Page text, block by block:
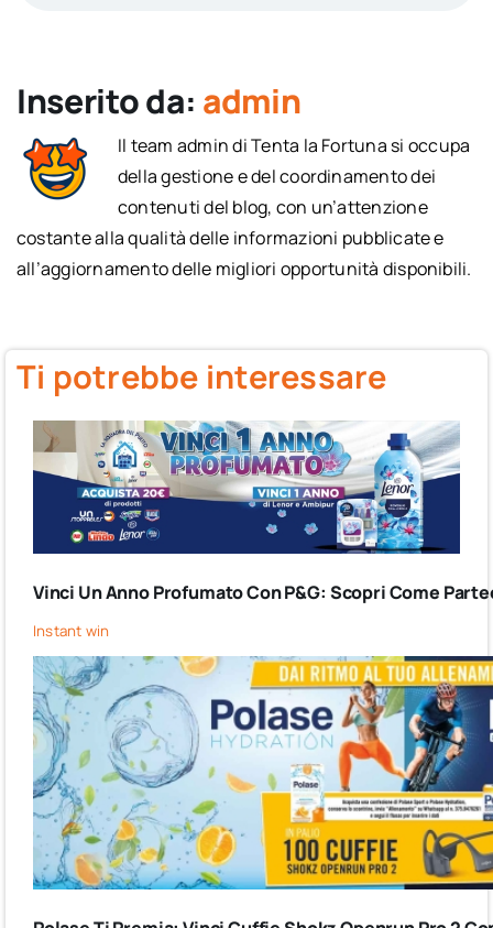
Inserito da: admin
Il team admin di Tenta la Fortuna si occupa
della gestione e del coordinamento dei
contenuti del blog, con un’attenzione
costante alla qualità delle informazioni pubblicate e
all’aggiornamento delle migliori opportunità disponibili.
Ti potrebbe interessare
Vinci Un Anno Profumato Con P&G: Scopri Come
Instant win